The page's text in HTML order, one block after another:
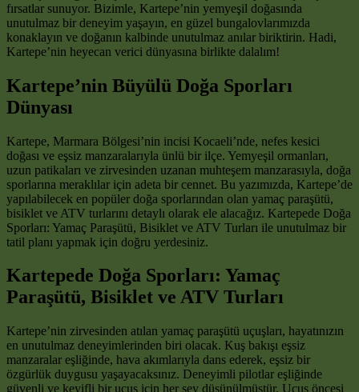
fırsatlar sunuyor. Bizimle, Kartepe’nin yemyeşil doğasında
unutulmaz bir deneyim yaşayın, en güzel bungalovlarımızda
konaklayın ve doğanın kalbinde unutulmaz anılar biriktirin. Hadi,
Kartepe’nin heyecan verici dünyasına birlikte dalalım!
Kartepe’nin Büyülü Doğa Sporları
Dünyası
Kartepe, Marmara Bölgesi’nin incisi Kocaeli’nde, nefes kesici
doğası ve eşsiz manzaralarıyla ünlü bir ilçe. Yemyeşil ormanları,
uzun patikaları ve zirvesinden uzanan muhteşem manzarasıyla, doğa
sporlarına meraklılar için adeta bir cennet. Bu yazımızda, Kartepe’de
yapılabilecek en popüler doğa sporlarından olan yamaç paraşütü,
bisiklet ve ATV turlarını detaylı olarak ele alacağız. Kartepede Doğa
Sporları: Yamaç Paraşütü, Bisiklet ve ATV Turları ile unutulmaz bir
tatil planı yapmak için doğru yerdesiniz.
Kartepede Doğa Sporları: Yamaç
Paraşütü, Bisiklet ve ATV Turları
Kartepe’nin zirvesinden atılan yamaç paraşütü uçuşları, hayatınızın
en unutulmaz deneyimlerinden biri olacak. Kuş bakışı eşsiz
manzaralar eşliğinde, hava akımlarıyla dans ederek, eşsiz bir
özgürlük duygusu yaşayacaksınız. Deneyimli pilotlar eşliğinde
güvenli ve keyifli bir uçuş için her şey düşünülmüştür. Uçuş öncesi